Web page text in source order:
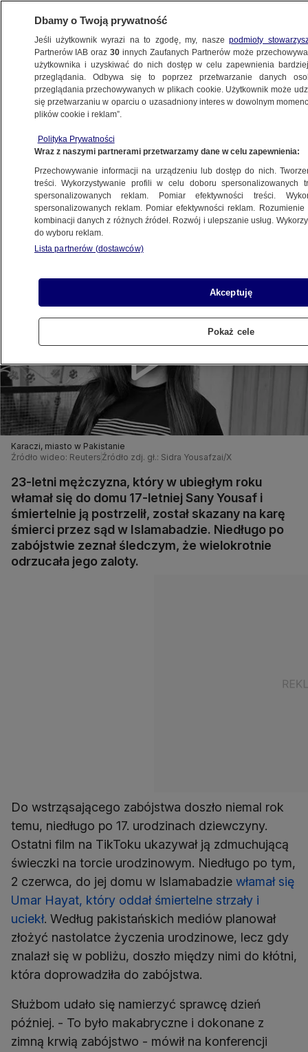
ŚWIAT
Sprawcę skazano na karę śmierci
Oprac.Ewa Żebrowska
20.05.2026, 14:52
Udostępnij
Karaczi, miasto w Pakistanie
Źródło wideo: Reuters Źródło zdj. gł.: Sidra Yousafzai/X
23-letni mężczyzna, który w ubiegłym roku
włamał się do domu 17-letniej Sany Yousaf i
śmiertelnie ją postrzelił, został skazany na karę
śmierci przez sąd w Islamabadzie. Niedługo po
zabójstwie zeznał śledczym, że wielokrotnie
odrzucała jego zaloty.
Do wstrząsającego zabójstwa doszło niemal rok
temu, niedługo po 17. urodzinach dziewczyny.
Ostatni film na TikToku ukazywał ją zdmuchującą
świeczki na torcie urodzinowym. Niedługo po tym,
2 czerwca, do jej domu w Islamabadzie włamał się
Umar Hayat, który oddał śmiertelne strzały i
uciekł. Według pakistańskich mediów planował
złożyć nastolatce życzenia urodzinowe, lecz gdy
znalazł się w pobliżu, doszło między nimi do kłótni,
która doprowadziła do zabójstwa.
Służbom udało się namierzyć sprawcę dzień
później. - To było makabryczne i dokonane z
zimną krwią zabójstwo - mówił na konferencji
Dbamy o Twoją prywatność
Jeśli użytkownik wyrazi na to zgodę, my, naszepodmioty
Partnerów IAB oraz30 innych Zaufanych Partnerów może
użytkownika i uzyskiwać do nich dostęp w celu zapewnienia
przeglądania. Odbywa się to poprzez przetwarzanie danych
przeglądania przechowywanych w plikach cookie. Użytkownik może
się przetwarzaniu w oparciu o uzasadniony interes w dowolnym
plików cookie i reklam”.
Polityka Prywatności
Wraz z naszymi partnerami przetwarzamy dane w celu zapewnienia:
Przechowywanie informacji na urządzeniu lub dostęp do nich.
treści. Wykorzystywanie profili w celu doboru spersonalizowanych
spersonalizowanych reklam. Pomiar efektywności treści.
spersonalizowanych reklam. Pomiar efektywności reklam.
kombinacji danych z różnych źródeł. Rozwój i ulepszanie usług.
do wyboru reklam.
Lista partnerów (dostawców)
Akceptuję
Pokaż cele